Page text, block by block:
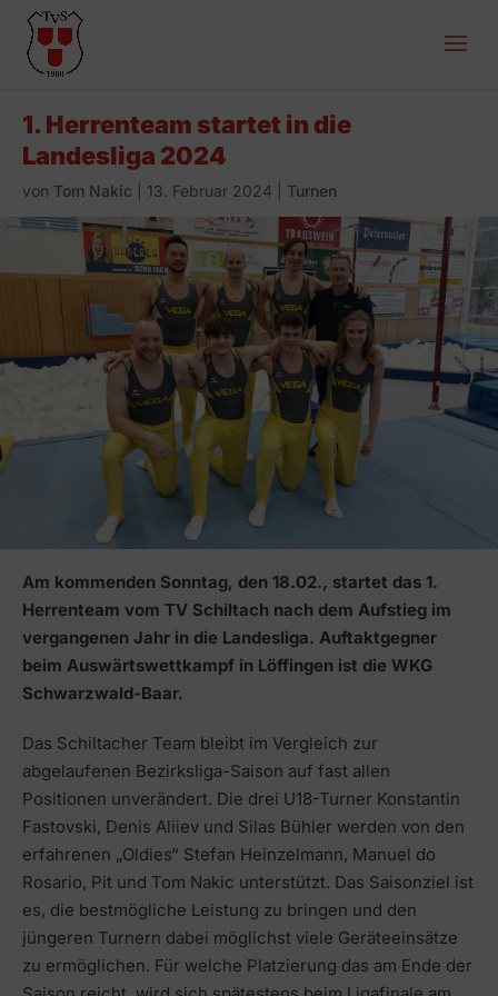
1. Herrenteam startet in die
Landesliga 2024
von Tom Nakic 13. Februar 2024 Turnen
Am kommenden Sonntag, den 18.02., startet das 1.
Herrenteam vom TV Schiltach nach dem Aufstieg im
vergangenen Jahr in die Landesliga. Auftaktgegner
beim Auswärtswettkampf in Löffingen ist die WKG
Schwarzwald-Baar.
Das Schiltacher Team bleibt im Vergleich zur
abgelaufenen Bezirksliga-Saison auf fast allen
Positionen unverändert. Die drei U18-Turner Konstantin
Fastovski, Denis Aliiev und Silas Bühler werden von den
erfahrenen „Oldies“ Stefan Heinzelmann, Manuel do
Rosario, Pit und Tom Nakic unterstützt. Das Saisonziel ist
es, die bestmögliche Leistung zu bringen und den
jüngeren Turnern dabei möglichst viele Geräteeinsätze
zu ermöglichen. Für welche Platzierung das am Ende der